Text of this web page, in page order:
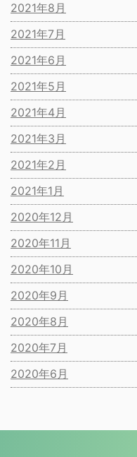
2021年8月
2021年7月
2021年6月
2021年5月
2021年4月
2021年3月
2021年2月
2021年1月
2020年12月
2020年11月
2020年10月
2020年9月
2020年8月
2020年7月
2020年6月